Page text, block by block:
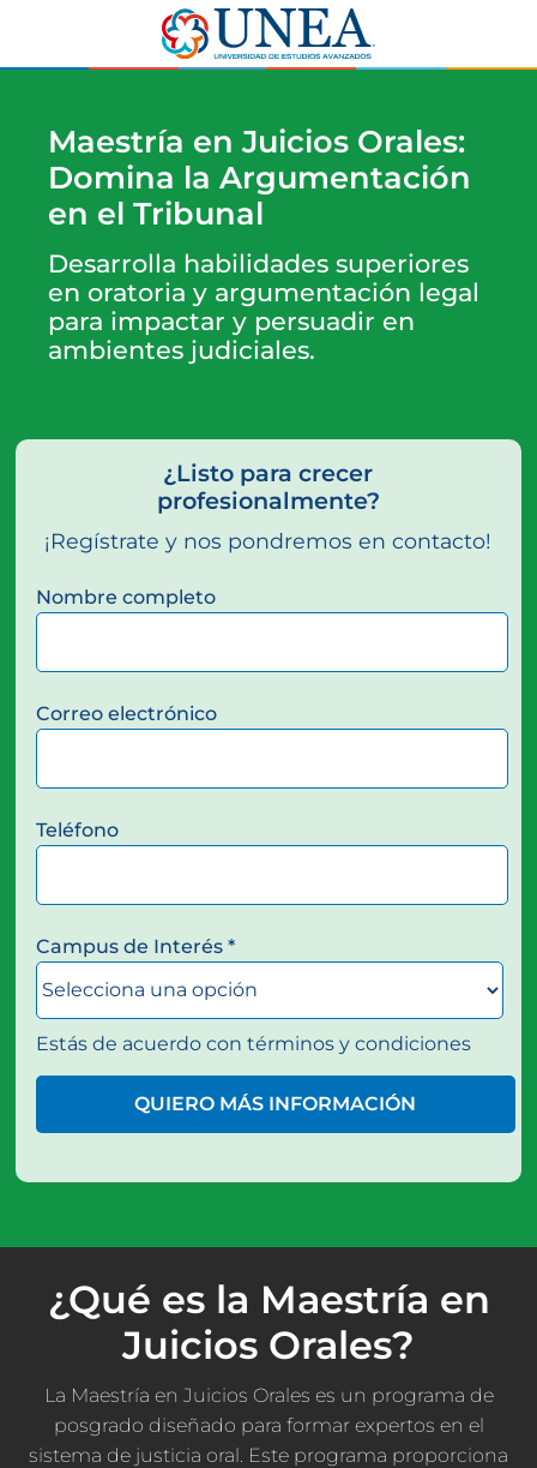
Maestría en Juicios Orales:
Domina la Argumentación
en el Tribunal
Desarrolla habilidades superiores
en oratoria y argumentación legal
para impactar y persuadir en
ambientes judiciales.
¿Listo para crecer
profesionalmente?
¡Regístrate y nos pondremos en contacto!
Nombre completo
Correo electrónico
Teléfono
Campus de Interés *
Estás de acuerdo con términos y condiciones
QUIERO MÁS INFORMACIÓN
¿Qué es la Maestría en
Juicios Orales?
La Maestría en Juicios Orales es un programa de
posgrado diseñado para formar expertos en el
sistema de justicia oral. Este programa proporciona